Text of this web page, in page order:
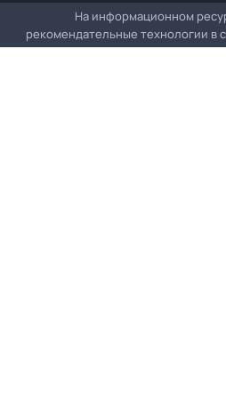
На информационном
рекомендательные технологии в